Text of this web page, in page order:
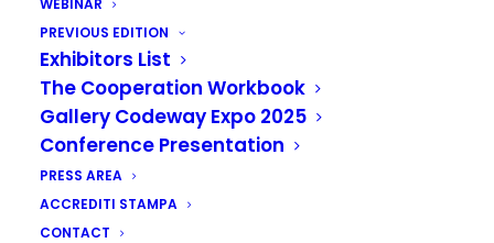
WEBINAR
PREVIOUS EDITION
Exhibitors List
The Cooperation Workbook
Gallery Codeway Expo 2025
Conference Presentation
PRESS AREA
ACCREDITI STAMPA
CONTACT